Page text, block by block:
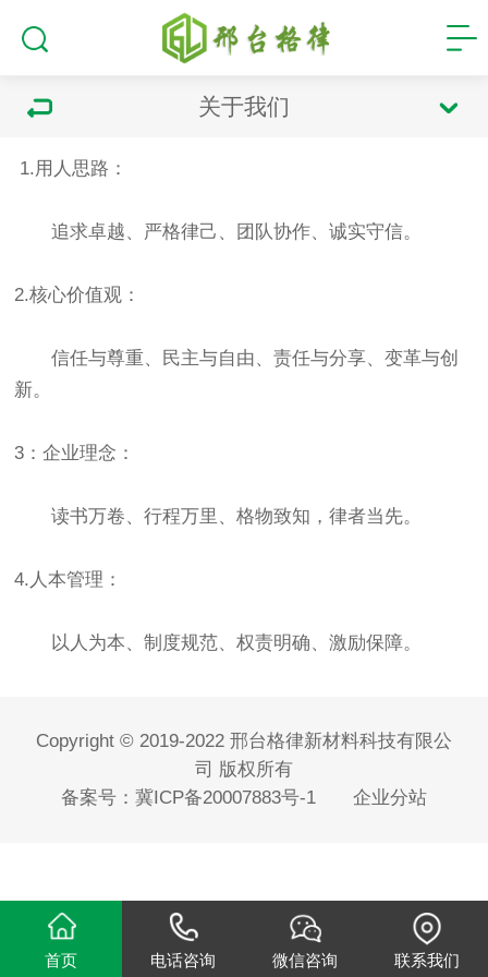
关于我们
1.用人思路 ：
追求卓越、严格律己、团队协作、诚实守信。
2.核心价值观 ：
信任与尊重、民主与自由、责任与分享、变革与创
新。
3：企业理念 ：
读书万卷、行程万里、格物致知，律者当先。
4.人本管理 ：
以人为本、制度规范、权责明确、激励保障。
Copyright © 2019-2022 邢台格律新材料科技有限公
司 版权所有
备案号： 冀ICP备20007883号-1 企业分站
首页 电话咨询 微信咨询 联系我们